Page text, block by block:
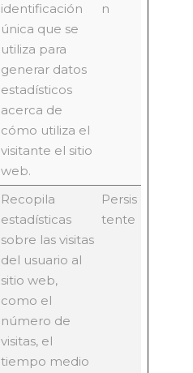
identificación
única que se
utiliza para
generar datos
estadísticos
acerca de
cómo utiliza el
visitante el sitio
web.
n
Recopila
estadísticas
sobre las visitas
del usuario al
sitio web,
como el
número de
visitas, el
tiempo medio
Persis
tente